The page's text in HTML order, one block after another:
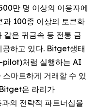
만 명 이상의 이용자에
100종 이상의 토큰화
같은 귀금속 등 전통 금
하고 있다. Bitget생태
pilot)처럼 실행하는 AI
마트하게 거래할 수 있
은 라리가
의 전략적 파트너십을